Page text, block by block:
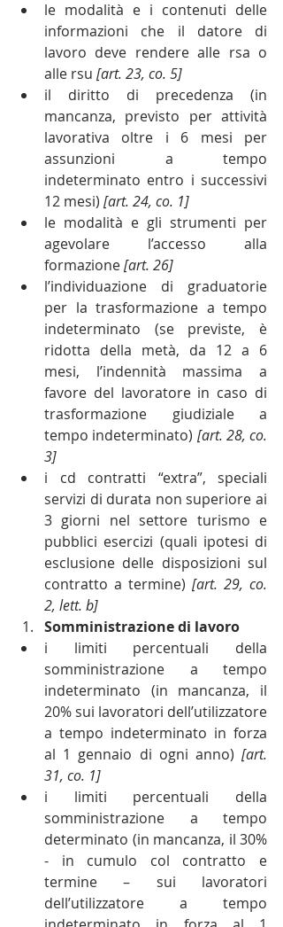
le modalità e i contenuti delle
informazioni che il datore di
lavoro deve rendere alle rsa o
alle rsu [art. 23, co. 5]
il diritto di precedenza (in
mancanza, previsto per attività
lavorativa oltre i 6 mesi per
assunzioni a tempo
indeterminato entro i successivi
12 mesi) [art. 24, co. 1]
le modalità e gli strumenti per
agevolare l’accesso alla
formazione [art. 26]
l’individuazione di graduatorie
per la trasformazione a tempo
indeterminato (se previste, è
ridotta della metà, da 12 a 6
mesi, l’indennità massima a
favore del lavoratore in caso di
trasformazione giudiziale a
tempo indeterminato) [art. 28, co.
3]
i cd contratti “extra”, speciali
servizi di durata non superiore ai
3 giorni nel settore turismo e
pubblici esercizi (quali ipotesi di
esclusione delle disposizioni sul
contratto a termine) [art. 29, co.
2, lett. b]
Somministrazione di lavoro
i limiti percentuali della
somministrazione a tempo
indeterminato (in mancanza, il
20% sui lavoratori dell’utilizzatore
a tempo indeterminato in forza
al 1 gennaio di ogni anno) [art.
31, co. 1]
i limiti percentuali della
somministrazione a tempo
determinato (in mancanza, il 30%
- in cumulo col contratto e
termine – sui lavoratori
dell’utilizzatore a tempo